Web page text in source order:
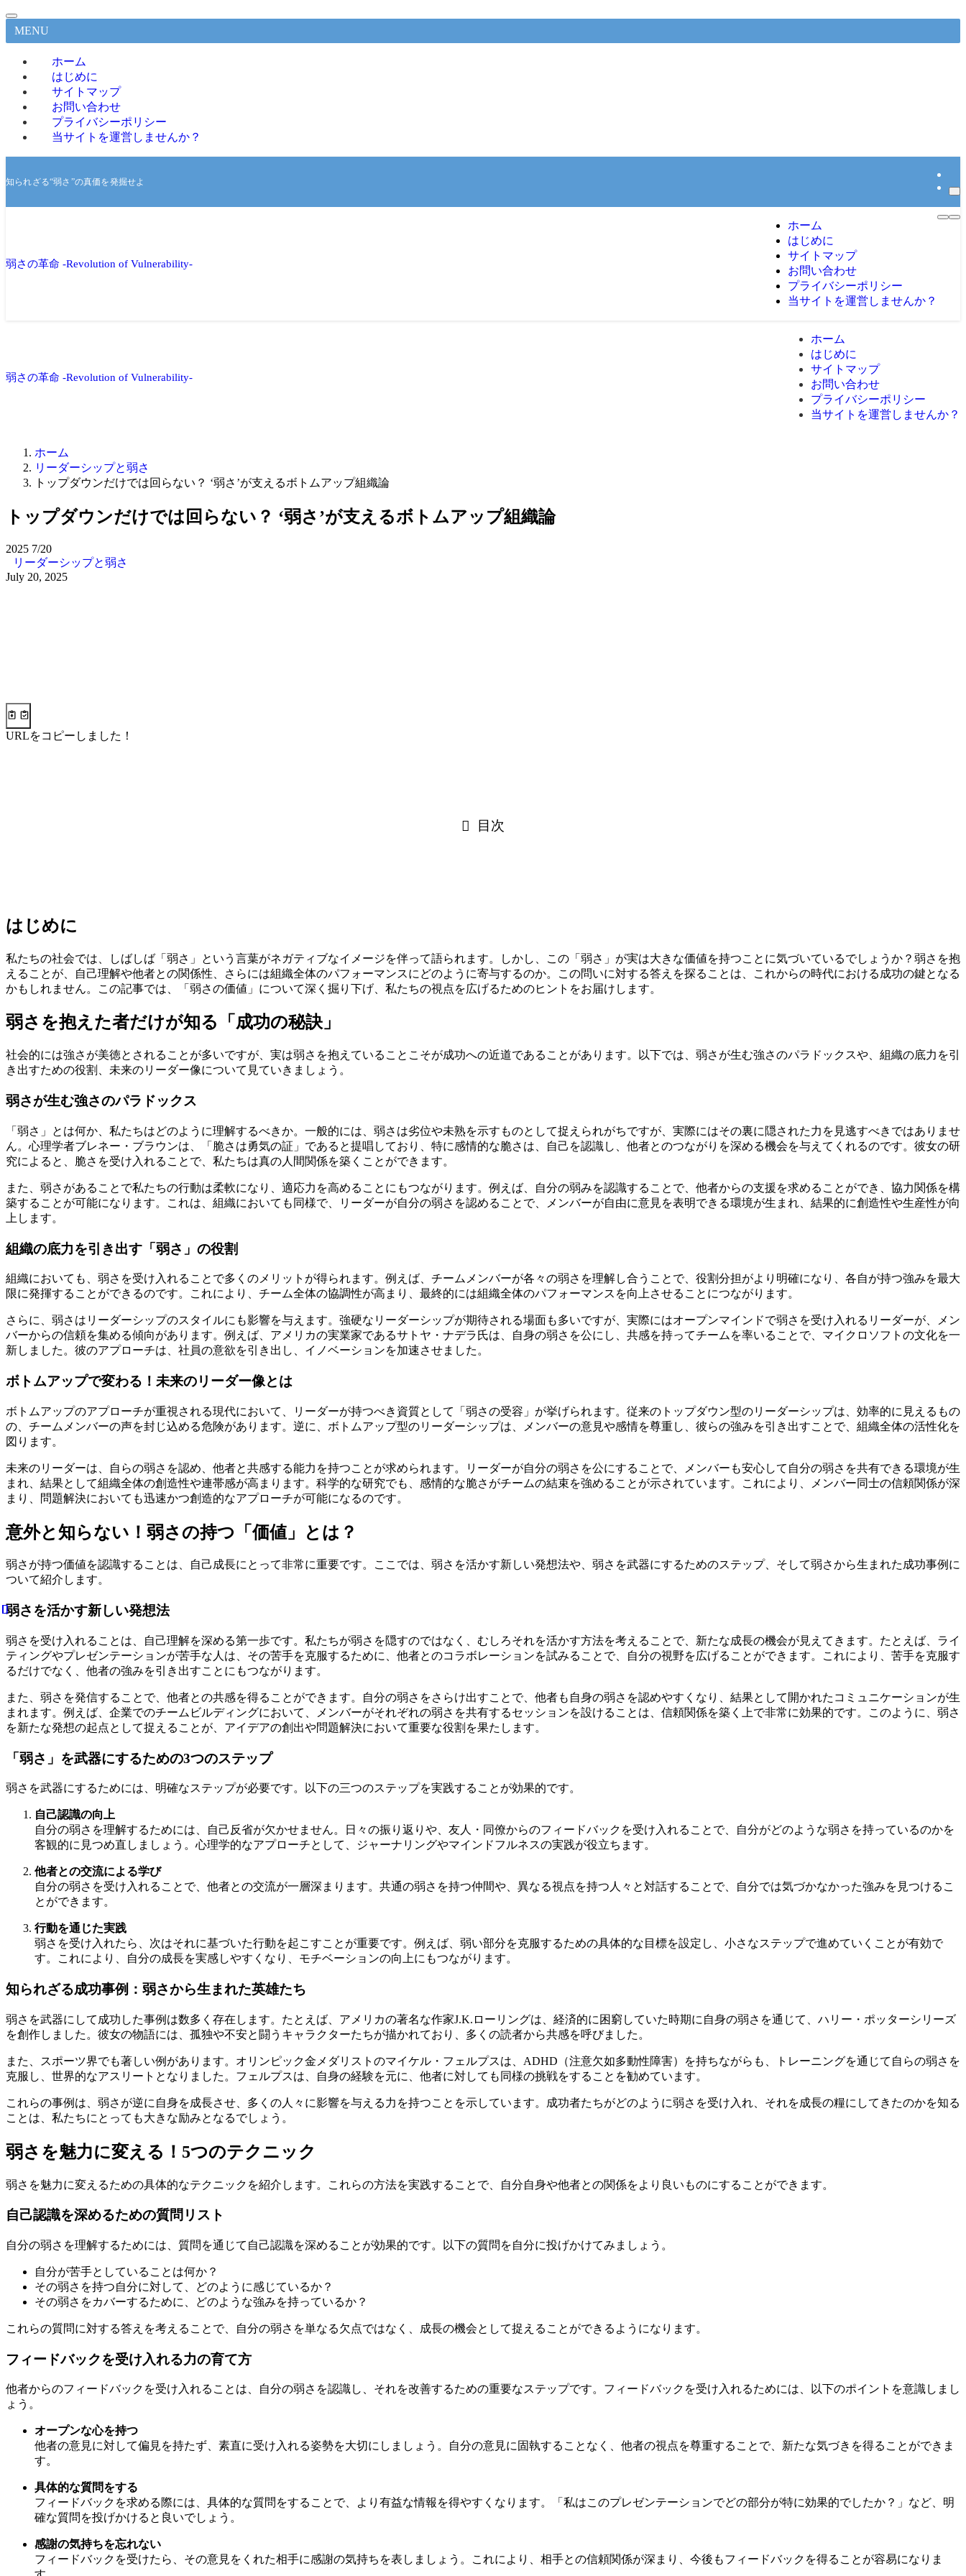
MENU
ホーム
はじめに
サイトマップ
お問い合わせ
プライバシーポリシー
当サイトを運営しませんか？
知られざる“弱さ”の真価を発掘せよ
弱さの革命 -Revolution of Vulnerability-
ホーム
はじめに
サイトマップ
お問い合わせ
プライバシーポリシー
当サイトを運営しませんか？
弱さの革命 -Revolution of Vulnerability-
ホーム
はじめに
サイトマップ
お問い合わせ
プライバシーポリシー
当サイトを運営しませんか？
ホーム
リーダーシップと弱さ
トップダウンだけでは回らない？ ‘弱さ’が支えるボトムアップ組織論
トップダウンだけでは回らない？ ‘弱さ’が支えるボトムアップ組織論
2025 7/20
リーダーシップと弱さ
July 20, 2025
URLをコピーしました！
目次
はじめに
私たちの社会では、しばしば「弱さ」という言葉がネガティブなイメージを伴って語られます。しかし、この「弱さ」が実は大きな価値を持つことに気づいているでしょうか？弱さを抱
えることが、自己理解や他者との関係性、さらには組織全体のパフォーマンスにどのように寄与するのか。この問いに対する答えを探ることは、これからの時代における成功の鍵となる
かもしれません。この記事では、「弱さの価値」について深く掘り下げ、私たちの視点を広げるためのヒントをお届けします。
弱さを抱えた者だけが知る「成功の秘訣」
社会的には強さが美徳とされることが多いですが、実は弱さを抱えていることこそが成功への近道であることがあります。以下では、弱さが生む強さのパラドックスや、組織の底力を引
き出すための役割、未来のリーダー像について見ていきましょう。
弱さが生む強さのパラドックス
「弱さ」とは何か、私たちはどのように理解するべきか。一般的には、弱さは劣位や未熟を示すものとして捉えられがちですが、実際にはその裏に隠された力を見逃すべきではありませ
ん。心理学者ブレネー・ブラウンは、「脆さは勇気の証」であると提唱しており、特に感情的な脆さは、自己を認識し、他者とのつながりを深める機会を与えてくれるのです。彼女の研
究によると、脆さを受け入れることで、私たちは真の人間関係を築くことができます。
また、弱さがあることで私たちの行動は柔軟になり、適応力を高めることにもつながります。例えば、自分の弱みを認識することで、他者からの支援を求めることができ、協力関係を構
築することが可能になります。これは、組織においても同様で、リーダーが自分の弱さを認めることで、メンバーが自由に意見を表明できる環境が生まれ、結果的に創造性や生産性が向
上します。
組織の底力を引き出す「弱さ」の役割
組織においても、弱さを受け入れることで多くのメリットが得られます。例えば、チームメンバーが各々の弱さを理解し合うことで、役割分担がより明確になり、各自が持つ強みを最大
限に発揮することができるのです。これにより、チーム全体の協調性が高まり、最終的には組織全体のパフォーマンスを向上させることにつながります。
さらに、弱さはリーダーシップのスタイルにも影響を与えます。強硬なリーダーシップが期待される場面も多いですが、実際にはオープンマインドで弱さを受け入れるリーダーが、メン
バーからの信頼を集める傾向があります。例えば、アメリカの実業家であるサトヤ・ナデラ氏は、自身の弱さを公にし、共感を持ってチームを率いることで、マイクロソフトの文化を一
新しました。彼のアプローチは、社員の意欲を引き出し、イノベーションを加速させました。
ボトムアップで変わる！未来のリーダー像とは
ボトムアップのアプローチが重視される現代において、リーダーが持つべき資質として「弱さの受容」が挙げられます。従来のトップダウン型のリーダーシップは、効率的に見えるもの
の、チームメンバーの声を封じ込める危険があります。逆に、ボトムアップ型のリーダーシップは、メンバーの意見や感情を尊重し、彼らの強みを引き出すことで、組織全体の活性化を
図ります。
未来のリーダーは、自らの弱さを認め、他者と共感する能力を持つことが求められます。リーダーが自分の弱さを公にすることで、メンバーも安心して自分の弱さを共有できる環境が生
まれ、結果として組織全体の創造性や連帯感が高まります。科学的な研究でも、感情的な脆さがチームの結束を強めることが示されています。これにより、メンバー同士の信頼関係が深
まり、問題解決においても迅速かつ創造的なアプローチが可能になるのです。
意外と知らない！弱さの持つ「価値」とは？
弱さが持つ価値を認識することは、自己成長にとって非常に重要です。ここでは、弱さを活かす新しい発想法や、弱さを武器にするためのステップ、そして弱さから生まれた成功事例に
ついて紹介します。
弱さを活かす新しい発想法
弱さを受け入れることは、自己理解を深める第一歩です。私たちが弱さを隠すのではなく、むしろそれを活かす方法を考えることで、新たな成長の機会が見えてきます。たとえば、ライ
ティングやプレゼンテーションが苦手な人は、その苦手を克服するために、他者とのコラボレーションを試みることで、自分の視野を広げることができます。これにより、苦手を克服す
るだけでなく、他者の強みを引き出すことにもつながります。
また、弱さを発信することで、他者との共感を得ることができます。自分の弱さをさらけ出すことで、他者も自身の弱さを認めやすくなり、結果として開かれたコミュニケーションが生
まれます。例えば、企業でのチームビルディングにおいて、メンバーがそれぞれの弱さを共有するセッションを設けることは、信頼関係を築く上で非常に効果的です。このように、弱さ
を新たな発想の起点として捉えることが、アイデアの創出や問題解決において重要な役割を果たします。
「弱さ」を武器にするための3つのステップ
弱さを武器にするためには、明確なステップが必要です。以下の三つのステップを実践することが効果的です。
自己認識の向上
自分の弱さを理解するためには、自己反省が欠かせません。日々の振り返りや、友人・同僚からのフィードバックを受け入れることで、自分がどのような弱さを持っているのかを
客観的に見つめ直しましょう。心理学的なアプローチとして、ジャーナリングやマインドフルネスの実践が役立ちます。
他者との交流による学び
自分の弱さを受け入れることで、他者との交流が一層深まります。共通の弱さを持つ仲間や、異なる視点を持つ人々と対話することで、自分では気づかなかった強みを見つけるこ
とができます。
行動を通じた実践
弱さを受け入れたら、次はそれに基づいた行動を起こすことが重要です。例えば、弱い部分を克服するための具体的な目標を設定し、小さなステップで進めていくことが有効で
す。これにより、自分の成長を実感しやすくなり、モチベーションの向上にもつながります。
知られざる成功事例：弱さから生まれた英雄たち
弱さを武器にして成功した事例は数多く存在します。たとえば、アメリカの著名な作家J.K.ローリングは、経済的に困窮していた時期に自身の弱さを通じて、ハリー・ポッターシリーズ
を創作しました。彼女の物語には、孤独や不安と闘うキャラクターたちが描かれており、多くの読者から共感を呼びました。
また、スポーツ界でも著しい例があります。オリンピック金メダリストのマイケル・フェルプスは、ADHD（注意欠如多動性障害）を持ちながらも、トレーニングを通じて自らの弱さを
克服し、世界的なアスリートとなりました。フェルプスは、自身の経験を元に、他者に対しても同様の挑戦をすることを勧めています。
これらの事例は、弱さが逆に自身を成長させ、多くの人々に影響を与える力を持つことを示しています。成功者たちがどのように弱さを受け入れ、それを成長の糧にしてきたのかを知る
ことは、私たちにとっても大きな励みとなるでしょう。
弱さを魅力に変える！5つのテクニック
弱さを魅力に変えるための具体的なテクニックを紹介します。これらの方法を実践することで、自分自身や他者との関係をより良いものにすることができます。
自己認識を深めるための質問リスト
自分の弱さを理解するためには、質問を通じて自己認識を深めることが効果的です。以下の質問を自分に投げかけてみましょう。
自分が苦手としていることは何か？
その弱さを持つ自分に対して、どのように感じているか？
その弱さをカバーするために、どのような強みを持っているか？
これらの質問に対する答えを考えることで、自分の弱さを単なる欠点ではなく、成長の機会として捉えることができるようになります。
フィードバックを受け入れる力の育て方
他者からのフィードバックを受け入れることは、自分の弱さを認識し、それを改善するための重要なステップです。フィードバックを受け入れるためには、以下のポイントを意識しまし
ょう。
オープンな心を持つ
他者の意見に対して偏見を持たず、素直に受け入れる姿勢を大切にしましょう。自分の意見に固執することなく、他者の視点を尊重することで、新たな気づきを得ることができま
す。
具体的な質問をする
フィードバックを求める際には、具体的な質問をすることで、より有益な情報を得やすくなります。「私はこのプレゼンテーションでどの部分が特に効果的でしたか？」など、明
確な質問を投げかけると良いでしょう。
感謝の気持ちを忘れない
フィードバックを受けたら、その意見をくれた相手に感謝の気持ちを表しましょう。これにより、相手との信頼関係が深まり、今後もフィードバックを得ることが容易になりま